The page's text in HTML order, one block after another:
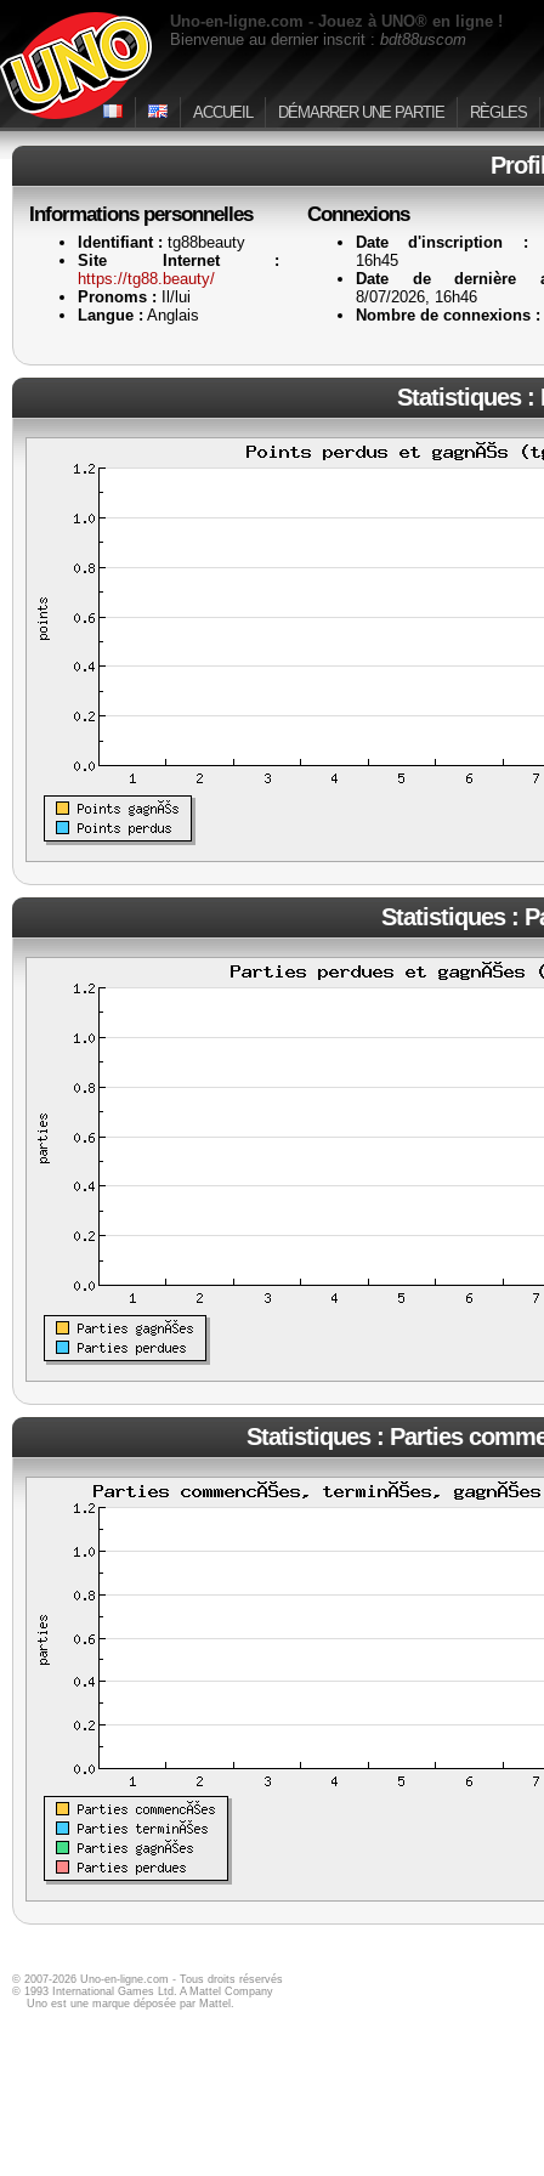
Uno-en-ligne.com - Jouez à UNO® en ligne !
Bienvenue au dernier inscrit : bdt88uscom
ACCUEIL DÉMARRER UNE PARTIE RÈGLES
Informations personnelles
Identifiant : tg88beauty
Site Internet :
https://tg88.beauty/
Pronoms : Il/lui
Langue : Anglais
Connexions
Date d'inscription :
16h45
Date de dernière
8/07/2026, 16h46
Nombre de connexions :
Statistiques :
Statistiques :
Statistiques : Parties
© 2007-2026 Uno-en-ligne.com - Tous droits réservés
© 1993 International Games Ltd. A Mattel Company
Uno est une marque déposée par Mattel.